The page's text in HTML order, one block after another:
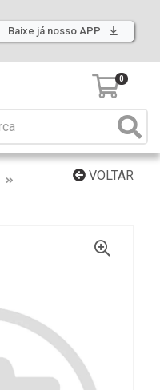
Baixe já nosso APP
0
VOLTAR